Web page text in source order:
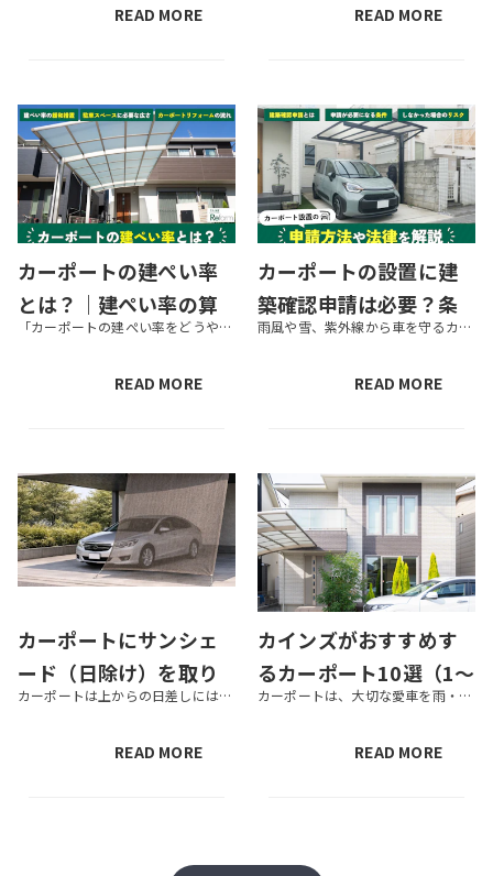
READ MORE READ MORE
カーポートの建ぺい率
とは？｜建ぺい率の算
出方法やカーポート設「カーポートの建ぺい率をどうやって計算すればいい？」「建ぺい率によって申請などが必要？」と、カーポートを設置する前にしなければいけないことはたくさんあるため、疑問や不安を抱えている方もいるでしょう。 そこで本記事では、駐...
READ MORE
カーポートの設置に建
築確認申請は必要？条
件や申請方法・法律に雨風や雪、紫外線から車を守るカーポートは、設置時に建築確認申請が必要になるケースがあります。 申請を行わずに設置した場合、罰金や撤去命令が言いわたされるかもしれません。この記事では、カーポートの設置を検討している人に向け...
READ MORE
カーポートにサンシェ
ード（日除け）を取り
付ける方法とは？おすカーポートは上からの日差しには強いものの、横からの日差しは防ぎきれないため、車が直射日光に晒されてしまう場合があります。そこでおすすめなのが、カーポートにサンシェード（日除け）を取り付ける方法です。 ベランダやテラスで用...
READ MORE
カインズがおすすめす
るカーポート10選（1〜
2台用）
カーポートは、大切な愛車を雨・雪・風・太陽光などから守るエクステリアです。商品によって機能性はさまざまで、降雪量の多いエリアに向いているものもあれば、台風が上陸しやすい温暖なエリアに向いているものもあります。また、カーポ...
READ MORE